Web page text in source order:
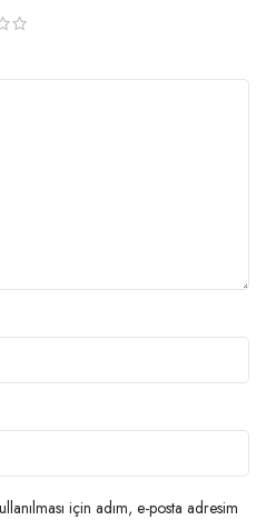
için adım, e-posta adresim